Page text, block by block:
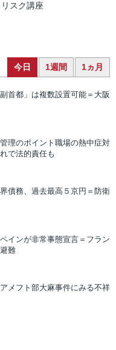
スク講座
今日 1週間 1ヵ月
副首都」は複数設置可能＝大阪
理のポイント職場の熱中症対
で法的責任も
債務、過去最高５京円＝防衛
インが非常事態宣言＝フラン
難
メフト部大麻事件にみる不祥